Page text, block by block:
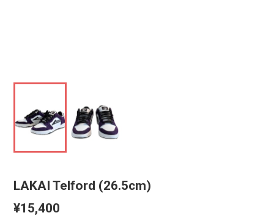
LAKAI Telford (26.5cm)
¥15,400